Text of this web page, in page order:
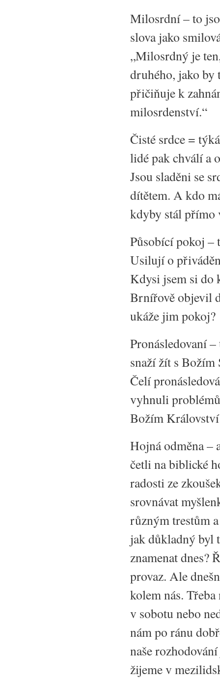
Milosrdní – to
slova jako
„Milosrdný je
druhého, jako by
přičiňuje k
milosrdenství.“
Čisté srdce =
lidé pak chválí a
Jsou sladěni se
dítětem. A kdo
kdyby stál přímo
Působící pokoj –
Usilují o
Kdysi jsem si do
Brnířově objevil
ukáže jim pokoj?
Pronásledovaní
snaží žít s
Čelí
vyhnuli
Božím
Hojná odměna –
četli na biblické
radosti ze
srovnávat
různým trestům
jak důkladný byl
znamenat dnes?
provaz. Ale
kolem nás.
v sobotu nebo
nám po ránu
naše
žijeme v